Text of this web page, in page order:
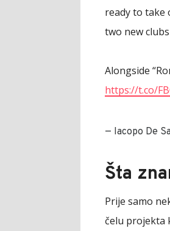
ready to take
two new
Alongside
https://t.co/
— Iacopo De
Šta
Prije samo
čelu projekta